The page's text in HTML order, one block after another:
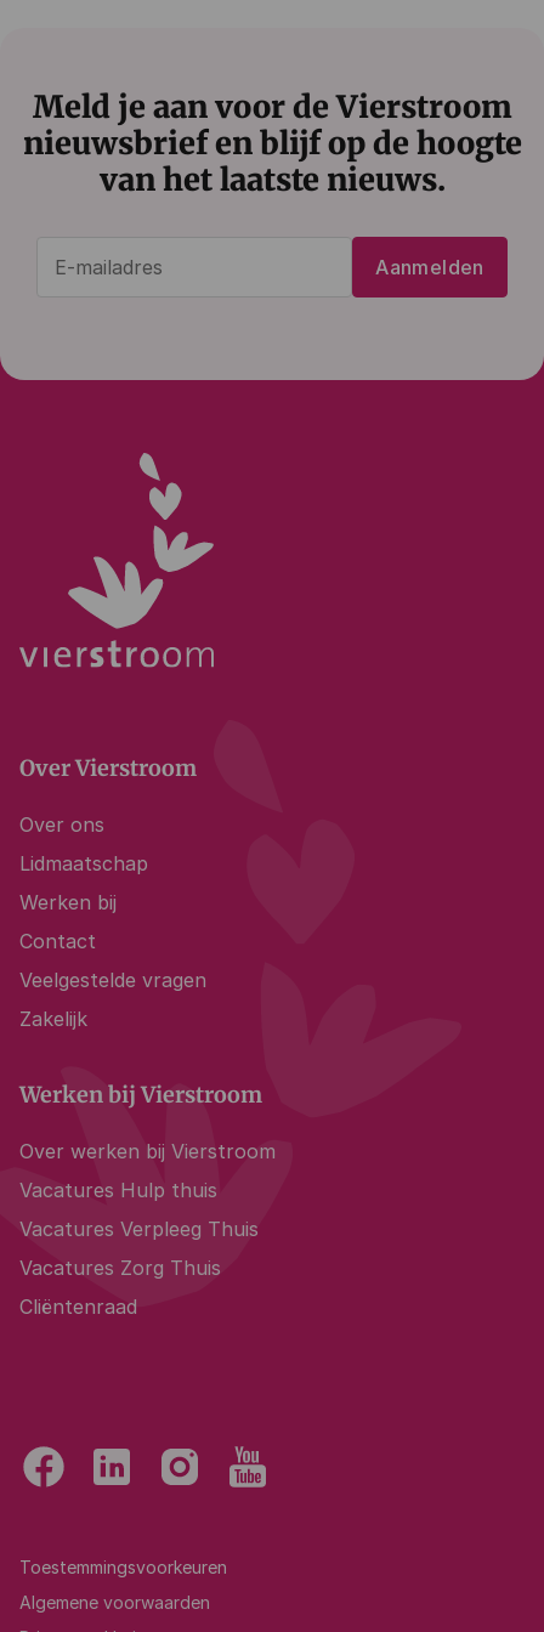
Meld je aan voor de Vierstroom
nieuwsbrief en blijf op de hoogte
van het laatste nieuws.
Aanmelden
Over Vierstroom
Over ons
Lidmaatschap
Werken bij
Contact
Veelgestelde vragen
Zakelijk
Werken bij Vierstroom
Over werken bij Vierstroom
Vacatures Hulp thuis
Vacatures Verpleeg Thuis
Vacatures Zorg Thuis
Cliëntenraad
Toestemmingsvoorkeuren
Algemene voorwaarden